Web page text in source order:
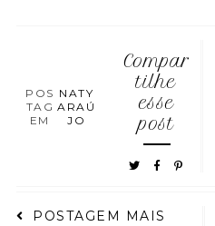
POS
TAG
EM
NATY
ARAÚ
JO
Compar
tilhe
esse
post
POSTAGEM MAIS